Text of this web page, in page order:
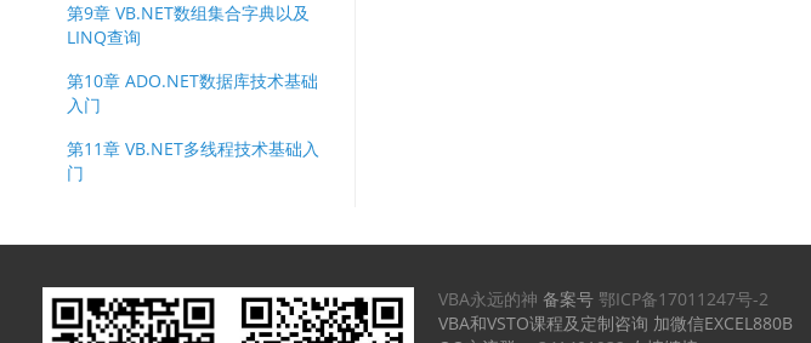
第9章 VB.NET数组集合字典以及
LINQ查询
第10章 ADO.NET数据库技术基础
入门
第11章 VB.NET多线程技术基础入
门
VBA永远的神 备案号鄂ICP备17011247号-2
VBA和VSTO课程及定制咨询 加微信EXCEL880B